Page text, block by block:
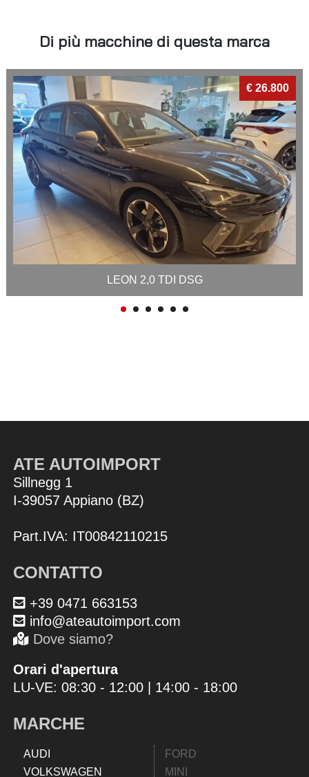
Di più macchine di questa marca
€ 26.800
LEON 2,0 TDI DSG
ATE AUTOIMPORT
Sillnegg 1
I-39057 Appiano (BZ)
Part.IVA: IT00842110215
CONTATTO
+39 0471 663153
info@ateautoimport.com
Dove siamo?
Orari d'apertura
LU-VE: 08:30 - 12:00 | 14:00 - 18:00
MARCHE
AUDI
VOLKSWAGEN
FORD
MINI